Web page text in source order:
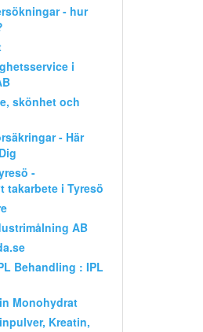
- hur
i
skönhet och
- Här
-
takarbete i Tyresö
AB
Behandling : IPL
Monohydrat
Kreatin,